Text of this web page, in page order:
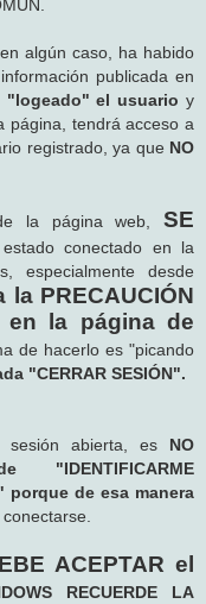
algún caso, ha habido
publicada en
"logeado" el usuario y
página, tendrá acceso a
registrado, ya que NO
la página web, SE
conectado en la
especialmente desde
la PRECAUCIÓN
en la página de
de hacerlo es "picando
"CERRAR SESIÓN".
abierta, es NO
porque de esa manera
ACEPTAR el
RECUERDE LA